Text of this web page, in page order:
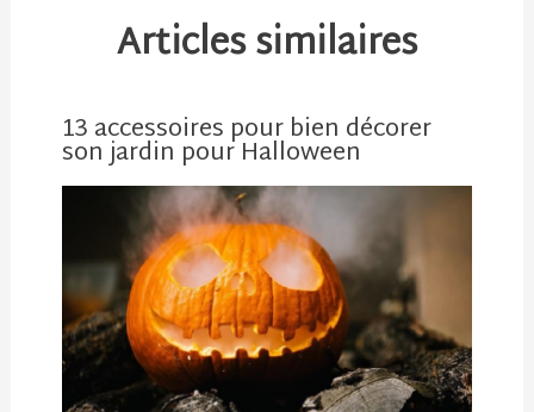
Articles similaires
13 accessoires pour bien décorer
son jardin pour Halloween